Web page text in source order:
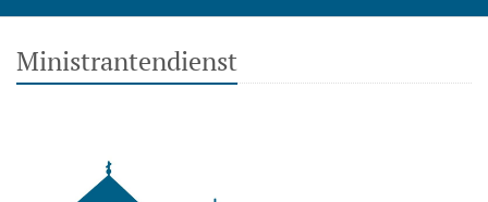
Ministrantendienst